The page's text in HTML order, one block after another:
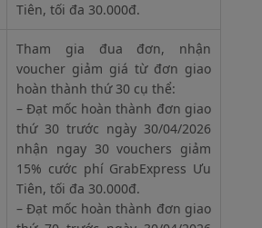
Tiên, tối đa 30.000đ.
Tham gia đua đơn, nhận
voucher giảm giá từ đơn giao
hoàn thành thứ 30 cụ thể:
– Đạt mốc hoàn thành đơn giao
thứ 30 trước ngày 30/04/2026
nhận ngay 30 vouchers giảm
15% cước phí GrabExpress Ưu
Tiên, tối đa 30.000đ.
– Đạt mốc hoàn thành đơn giao